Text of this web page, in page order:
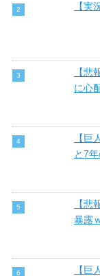
【実
【悲
に心
【
と7
【悲
暴露
【巨